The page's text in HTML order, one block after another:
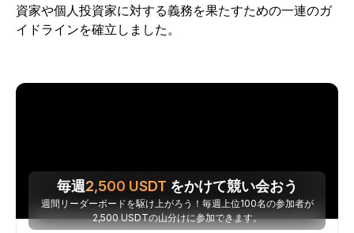
資家や個人投資家に対する義務を果たすための一連のガ
イドラインを確立しました。
毎週2,500 USDT をかけて競い会おう
週間リーダーボードを駆け上がろう！毎週上位100名の参加者が
2,500 USDTの山分けに参加できます。